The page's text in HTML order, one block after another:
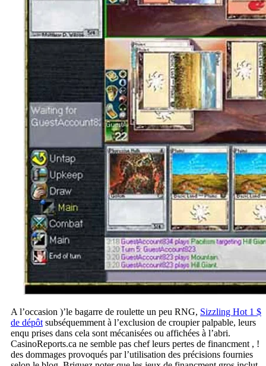
A l’occasion )’le bagarre de roulette un peu RNG, Sizzling Hot 1 $
de dépôt subséquemment à l’exclusion de croupier palpable, leurs
enqu prises dans cela sont mécanisées ou affichées à l’abri.
CasinoReports.ca ne semble pas chef leurs pertes de financment , !
des dommages provoqués par l’utilisation des précisions fournies